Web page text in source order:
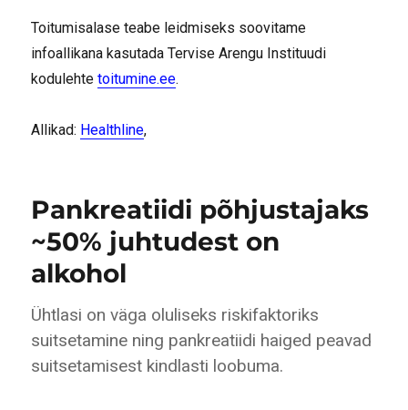
Toitumisalase teabe leidmiseks soovitame
infoallikana kasutada Tervise Arengu Instituudi
kodulehtetoitumine.ee.
Allikad: Healthline,
Pankreatiidi põhjustajaks
~50% juhtudest on
alkohol
Ühtlasi on väga oluliseks riskifaktoriks
suitsetamine ning pankreatiidi haiged peavad
suitsetamisest kindlasti loobuma.